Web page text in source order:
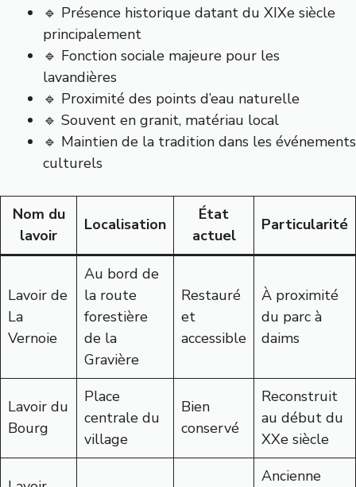
🔹 Présence historique datant du XIXe siècle
principalement
🔹 Fonction sociale majeure pour les
lavandières
🔹 Proximité des points d’eau naturelle
🔹 Souvent en granit, matériau local
🔹 Maintien de la tradition dans les événements
culturels
Nom du
lavoir
Localisation
État
actuel
Particularité
Lavoir de
La
Vernoie
Au bord de
la route
forestière
de la
Gravière
Restauré
et
accessible
À proximité
du parc à
daims
Lavoir du
Bourg
Place
centrale du
village
Bien
conservé
Reconstruit
au début du
XXe siècle
Ancienne